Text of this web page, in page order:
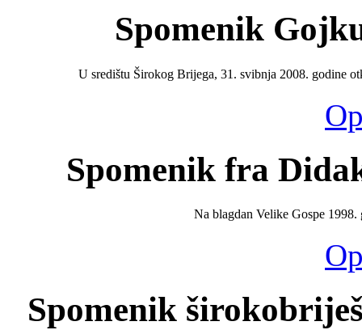
Spomenik
U središtu Širokog Brijega, 31. svibnja 2008. godine
Spomenik fra
Na blagdan Velike Gospe
Spomenik